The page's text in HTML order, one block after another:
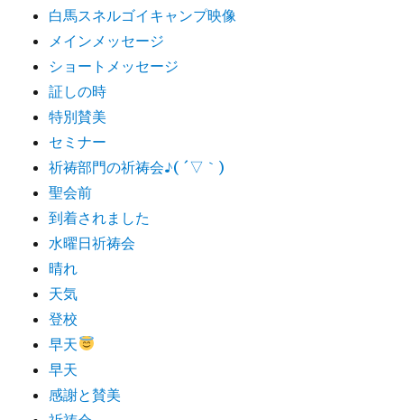
白馬スネルゴイキャンプ映像
メインメッセージ
ショートメッセージ
証しの時
特別賛美
セミナー
祈祷部門の祈祷会♪( ´▽｀)
聖会前
到着されました
水曜日祈祷会
晴れ
天気
登校
早天
早天
感謝と賛美